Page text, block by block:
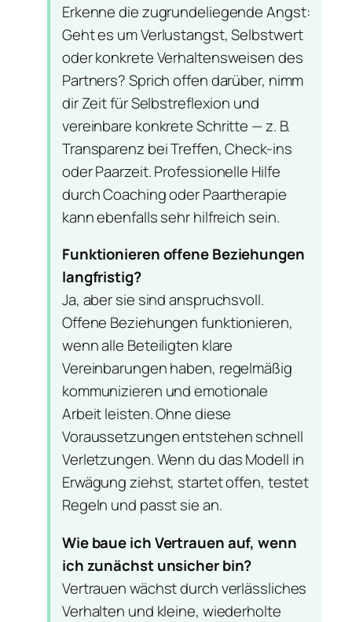
Erkenne die zugrundeliegende Angst:
Geht es um Verlustangst, Selbstwert
oder konkrete Verhaltensweisen des
Partners? Sprich offen darüber, nimm
dir Zeit für Selbstreflexion und
vereinbare konkrete Schritte — z. B.
Transparenz bei Treffen, Check-ins
oder Paarzeit. Professionelle Hilfe
durch Coaching oder Paartherapie
kann ebenfalls sehr hilfreich sein.
Funktionieren offene Beziehungen
langfristig?
Ja, aber sie sind anspruchsvoll.
Offene Beziehungen funktionieren,
wenn alle Beteiligten klare
Vereinbarungen haben, regelmäßig
kommunizieren und emotionale
Arbeit leisten. Ohne diese
Voraussetzungen entstehen schnell
Verletzungen. Wenn du das Modell in
Erwägung ziehst, startet offen, testet
Regeln und passt sie an.
Wie baue ich Vertrauen auf, wenn
ich zunächst unsicher bin?
Vertrauen wächst durch verlässliches
Verhalten und kleine, wiederholte